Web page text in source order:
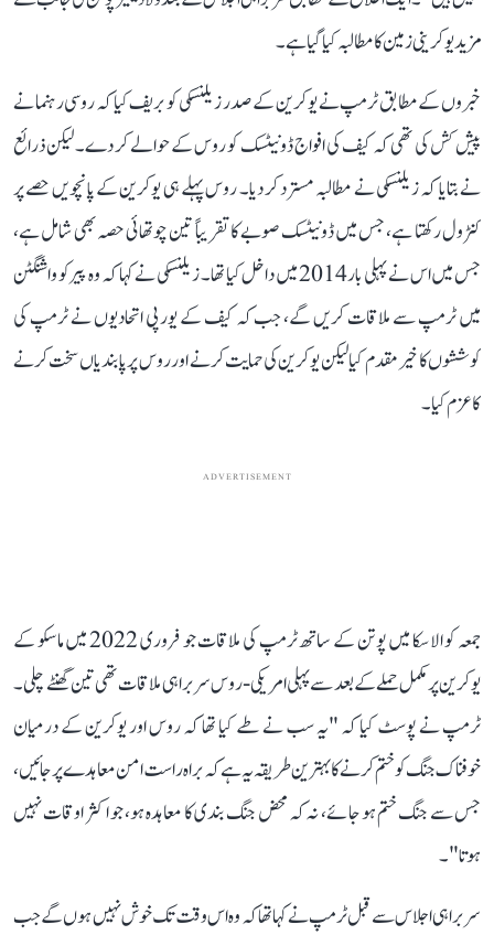
مزید یوکرینی زمین کا مطالبہ کیا گیا ہے۔
خبروں کے مطابق ٹرمپ نے یوکرین کے صدر زیلنسکی کو بریف کیا کہ روسی رہنما نے
پیش کش کی تھی کہ کیف کی افواج ڈونیٹسک کو روس کے حوالے کر دے۔ لیکن ذرائع
نے بتایا کہ زیلنسکی نے مطالبہ مسترد کر دیا۔ روس پہلے ہی یوکرین کے پانچویں حصے پر
کنٹرول رکھتا ہے، جس میں ڈونیٹسک صوبے کا تقریباً تین چوتھائی حصہ بھی شامل ہے،
جس میں اس نے پہلی بار 2014 میں داخل کیا تھا۔ زیلنسکی نے کہا کہ وہ پیر کو واشنگٹن
میں ٹرمپ سے ملاقات کریں گے، جب کہ کیف کے یورپی اتحادیوں نے ٹرمپ کی
کوششوں کا خیر مقدم کیا لیکن یوکرین کی حمایت کرنے اور روس پر پابندیاں سخت کرنے
کا عزم کیا۔
ADVERTISEMENT
جمعہ کو الاسکا میں پوتن کے ساتھ ٹرمپ کی ملاقات جو فروری 2022 میں ماسکو کے
یوکرین پر مکمل حملے کے بعد سے پہلی امریکی-روس سربراہی ملاقات تھی تین گھنٹے چلی ۔
ٹرمپ نے پوسٹ کیا کہ "یہ سب نے طے کیا تھا کہ روس اور یوکرین کے درمیان
خوفناک جنگ کو ختم کرنے کا بہترین طریقہ یہ ہے کہ براہ راست امن معاہدے پر جائیں،
جس سے جنگ ختم ہو جائے، نہ کہ محض جنگ بندی کا معاہدہ ہو، جو اکثر اوقات نہیں
ہوتا"۔
سربراہی اجلاس سے قبل ٹرمپ نے کہا تھا کہ وہ اس وقت تک خوش نہیں ہوں گے جب